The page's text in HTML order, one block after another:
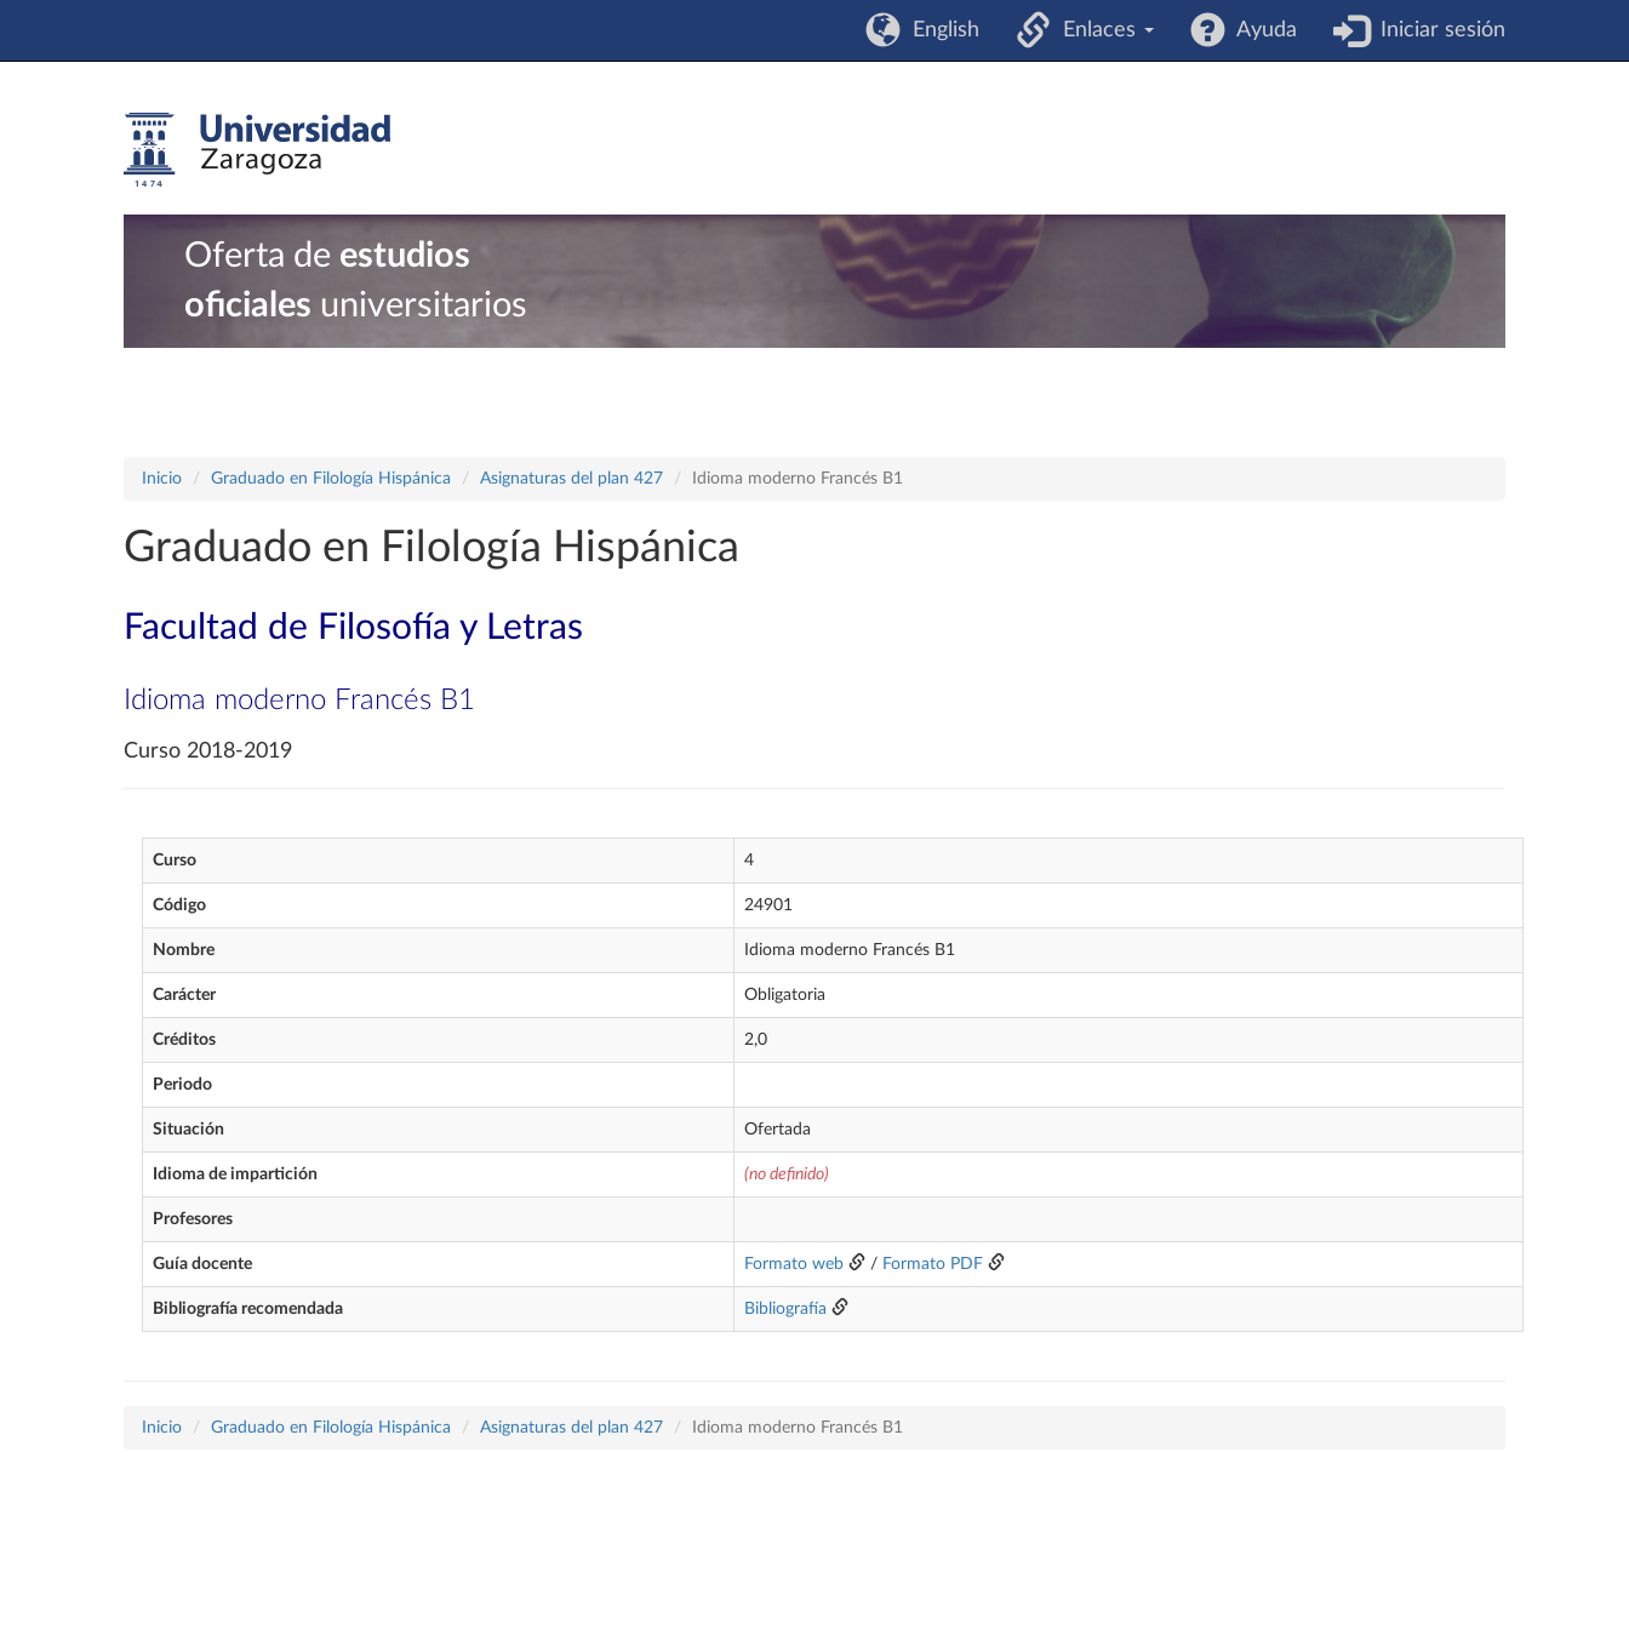
English Enlaces Ayuda Iniciar sesión
Oferta de estudios
oficiales universitarios
Inicio Graduado en Filología Hispánica Asignaturas del plan 427 Idioma moderno Francés B1
Graduado en Filología Hispánica
Facultad de Filosofía y Letras
Idioma moderno Francés B1
Curso 2018-2019
Curso 4
Código 24901
Nombre Idioma moderno Francés B1
Carácter Obligatoria
Créditos 2,0
Periodo
Situación Ofertada
Idioma de impartición (no definido)
Profesores
Guía docente Formato web / Formato PDF
Bibliografía recomendada Bibliografía
Inicio Graduado en Filología Hispánica Asignaturas del plan 427 Idioma moderno Francés B1